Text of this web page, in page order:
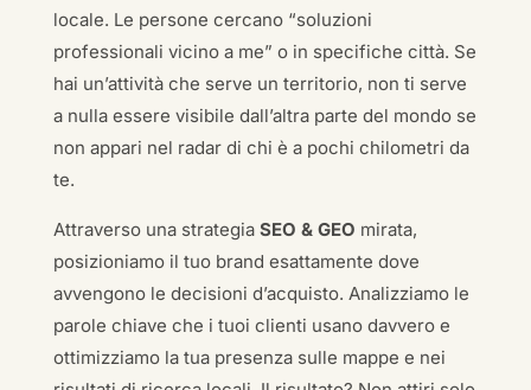
locale. Le persone cercano “soluzioni
professionali vicino a me” o in specifiche città. Se
hai un’attività che serve un territorio, non ti serve
a nulla essere visibile dall’altra parte del mondo se
non appari nel radar di chi è a pochi chilometri da
te.
Attraverso una strategia SEO & GEO mirata,
posizioniamo il tuo brand esattamente dove
avvengono le decisioni d’acquisto. Analizziamo le
parole chiave che i tuoi clienti usano davvero e
ottimizziamo la tua presenza sulle mappe e nei